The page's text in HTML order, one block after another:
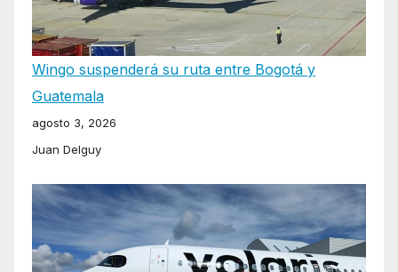
Wingo suspenderá su ruta entre Bogotá y
Guatemala
agosto 3, 2026
Juan Delguy